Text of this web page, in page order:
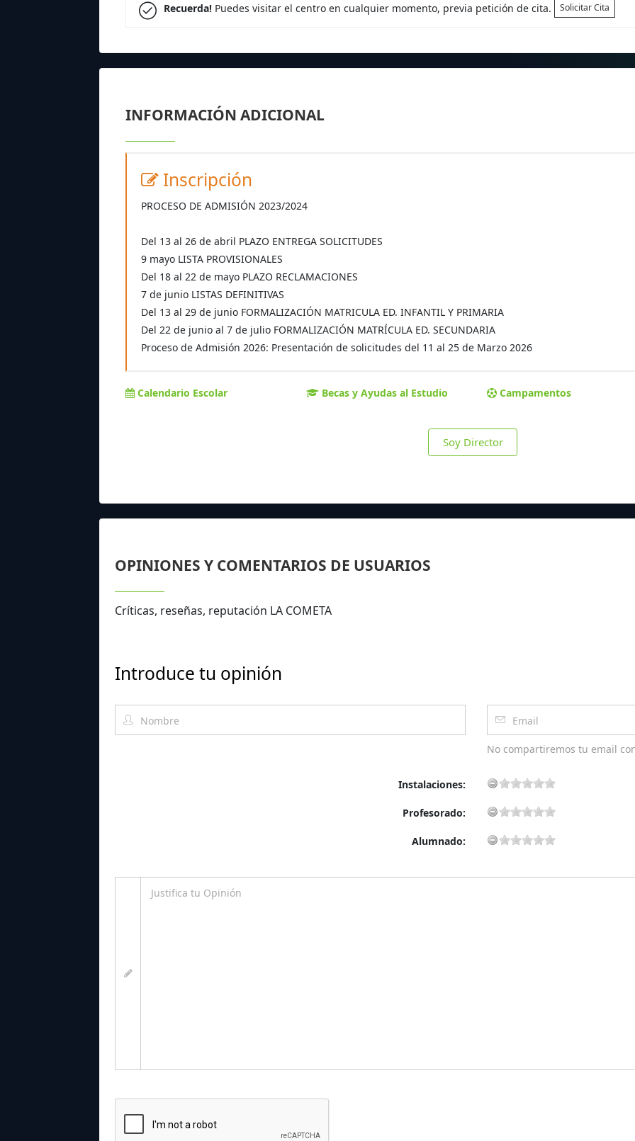
Recuerda!Puedes visitar el centro en cualquier momento, previa petición de cita. Solicitar Cita
INFORMACIÓN ADICIONAL
Inscripción
PROCESO DE ADMISIÓN 2023/2024
Del 13 al 26 de abril PLAZO ENTREGA SOLICITUDES
9 mayo LISTA PROVISIONALES
Del 18 al 22 de mayo PLAZO RECLAMACIONES
7 de junio LISTAS DEFINITIVAS
Del 13 al 29 de junio FORMALIZACIÓN MATRICULA ED. INFANTIL Y PRIMARIA
Del 22 de junio al 7 de julio FORMALIZACIÓN MATRÍCULA ED. SECUNDARIA
Proceso de Admisión 2026: Presentación de solicitudes del 11 al 25 de Marzo 2026
Calendario Escolar Becas y Ayudas al Estudio Campamentos
Soy Director
OPINIONES Y COMENTARIOS DE USUARIOS
Críticas, reseñas, reputación LA COMETA
Introduce tu opinión
No compartiremos tu email
Instalaciones:
Profesorado:
Alumnado: